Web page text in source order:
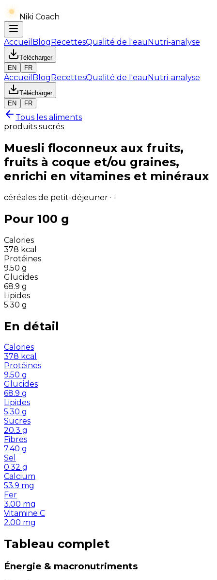
Niki Coach
Accueil BlogRecettesQualité de l'eauNutri-analyse
Télécharger
EN
FR
Accueil BlogRecettesQualité de l'eauNutri-analyse
Télécharger
EN
FR
Tous les aliments
produits sucrés
Muesli floconneux aux fruits,
fruits à coque et/ou graines,
enrichi en vitamines et minéraux
céréales de petit-déjeuner · -
Pour 100 g
Calories
378 kcal
Protéines
9.50 g
Glucides
68.9 g
Lipides
5.30 g
En détail
Calories
378 kcal
Protéines
9.50 g
Glucides
68.9 g
Lipides
5.30 g
Sucres
20.3 g
Fibres
7.40 g
Sel
0.32 g
Calcium
53.9 mg
Fer
3.00 mg
Vitamine C
2.00 mg
Tableau complet
Énergie & macronutriments